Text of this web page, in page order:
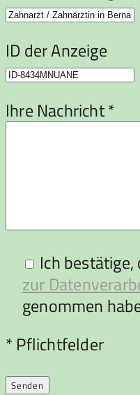
ID der Anzeige
Ihre Nachricht *
Ich bestätige,
zur
genommen
Bitte lasse dieses
* Pflichtfelder